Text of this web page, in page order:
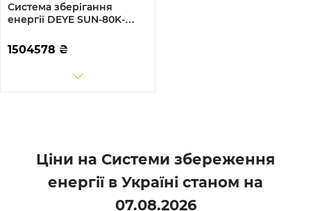
Система зберігання
енергії DEYE SUN-80K-
192.9kWh 1BAT LiFePO4
≥10000 циклів (SV-
1504578 ₴
Ціни на Системи збереження
енергії в Україні станом на
07.08.2026